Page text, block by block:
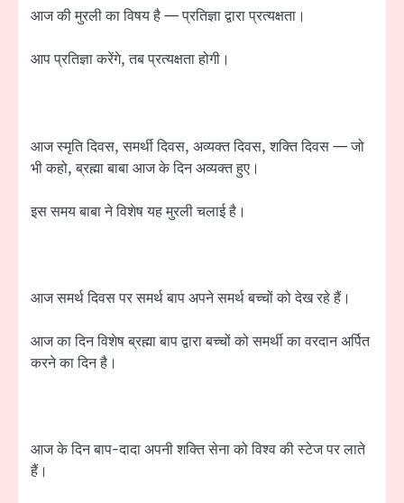
आज की मुरली का विषय है — प्रतिज्ञा द्वारा प्रत्यक्षता।
आप प्रतिज्ञा करेंगे, तब प्रत्यक्षता होगी।
आज स्मृति दिवस, समर्थी दिवस, अव्यक्त दिवस, शक्ति दिवस — जो
भी कहो, ब्रह्मा बाबा आज के दिन अव्यक्त हुए।
इस समय बाबा ने विशेष यह मुरली चलाई है।
आज समर्थ दिवस पर समर्थ बाप अपने समर्थ बच्चों को देख रहे हैं।
आज का दिन विशेष ब्रह्मा बाप द्वारा बच्चों को समर्थी का वरदान अर्पित
करने का दिन है।
आज के दिन बाप-दादा अपनी शक्ति सेना को विश्व की स्टेज पर लाते
हैं।